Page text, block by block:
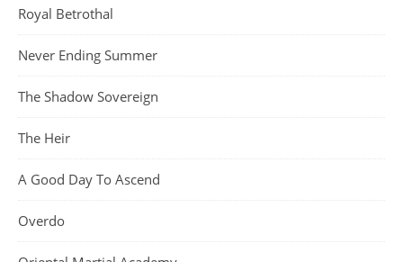
Royal Betrothal
Never Ending Summer
The Shadow Sovereign
The Heir
A Good Day To Ascend
Overdo